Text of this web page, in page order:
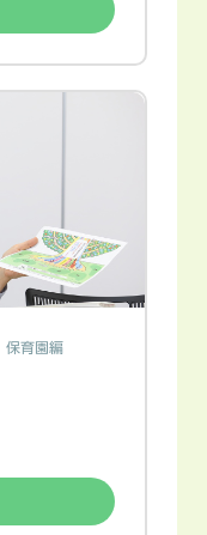
保育園編